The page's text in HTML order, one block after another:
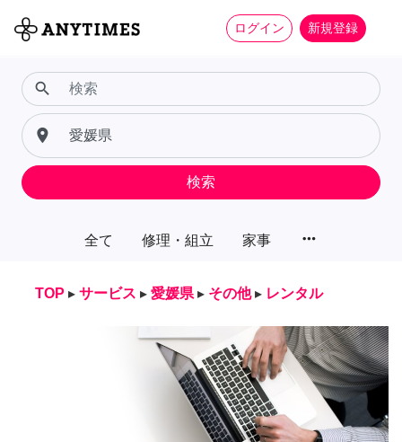
ログイン 新規登録
全て 修理・組立 家事 more_horiz
search
place
検索
TOP ▸ サービス ▸ 愛媛県 ▸ その他 ▸ レンタル